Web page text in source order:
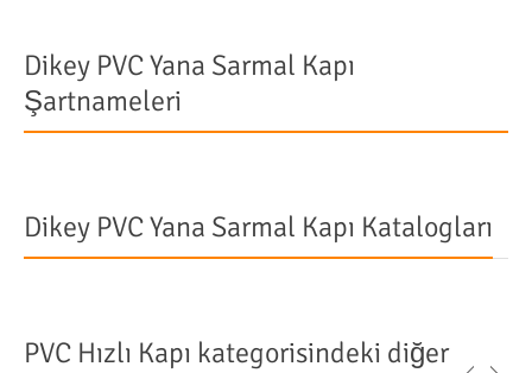
Dikey PVC Yana Sarmal Kapı
Şartnameleri
Dikey PVC Yana Sarmal Kapı Katalogları
PVC Hızlı Kapı kategorisindeki diğer